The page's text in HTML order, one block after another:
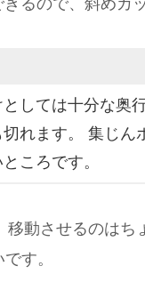
るので、斜めカ
しては十分な奥
れます。 集じ
ころです。
動させるのはち
す。